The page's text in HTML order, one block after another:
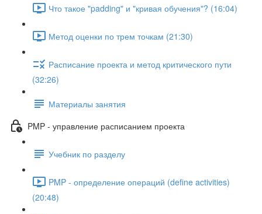
Что такое "padding" и "кривая обучения"? (16:04)
Метод оценки по трем точкам (21:30)
Расписание проекта и метод критического пути
(32:26)
Материалы занятия
PMP - управление расписанием проекта
Учебник по разделу
PMP - определение операций (define activities)
(20:48)